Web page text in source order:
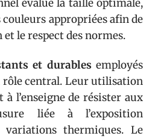
évalue la taille optimale,
appropriées afin de
le respect des normes.
et durables employés
rôle central. Leur utilisation
l’enseigne de résister aux
liée à l’exposition
thermiques. Le